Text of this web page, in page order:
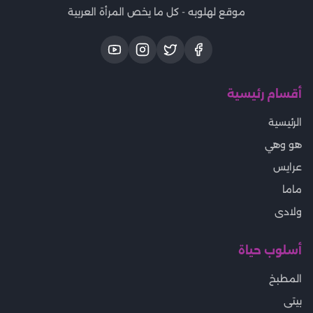
موقع لهلوبه - كل ما يخص المرأة العربية
أقسام رئيسية
الرئيسية
هو وهي
عرايس
ماما
ولادى
أسلوب حياة
المطبخ
بيتى